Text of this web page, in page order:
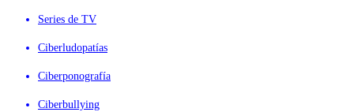
Series de TV
Ciberludopatías
Ciberponografía
Ciberbullying